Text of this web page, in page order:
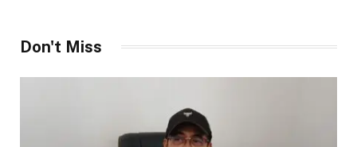
Don't Miss